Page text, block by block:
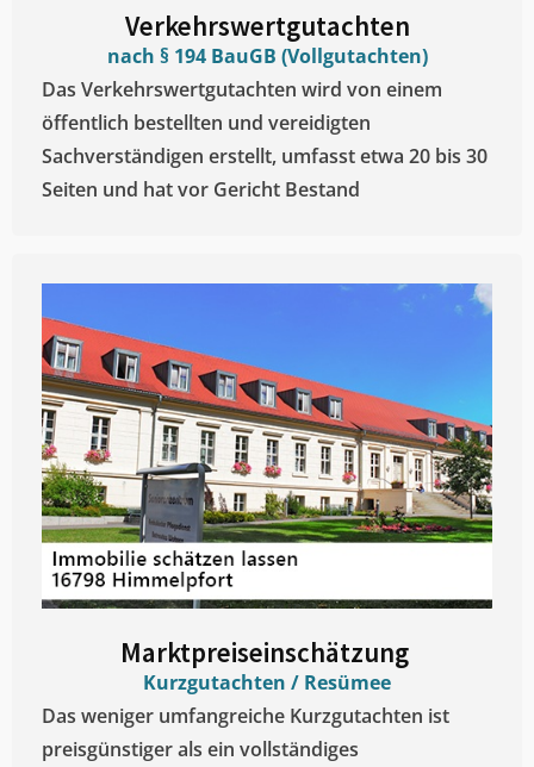
Verkehrswertgutachten
nach § 194 BauGB (Vollgutachten)
Das Verkehrswertgutachten wird von einem
öffentlich bestellten und vereidigten
Sachverständigen erstellt, umfasst etwa 20 bis 30
Seiten und hat vor Gericht Bestand
Marktpreiseinschätzung ​
Kurzgutachten / Resümee
Das weniger umfangreiche Kurzgutachten ist
preisgünstiger als ein vollständiges